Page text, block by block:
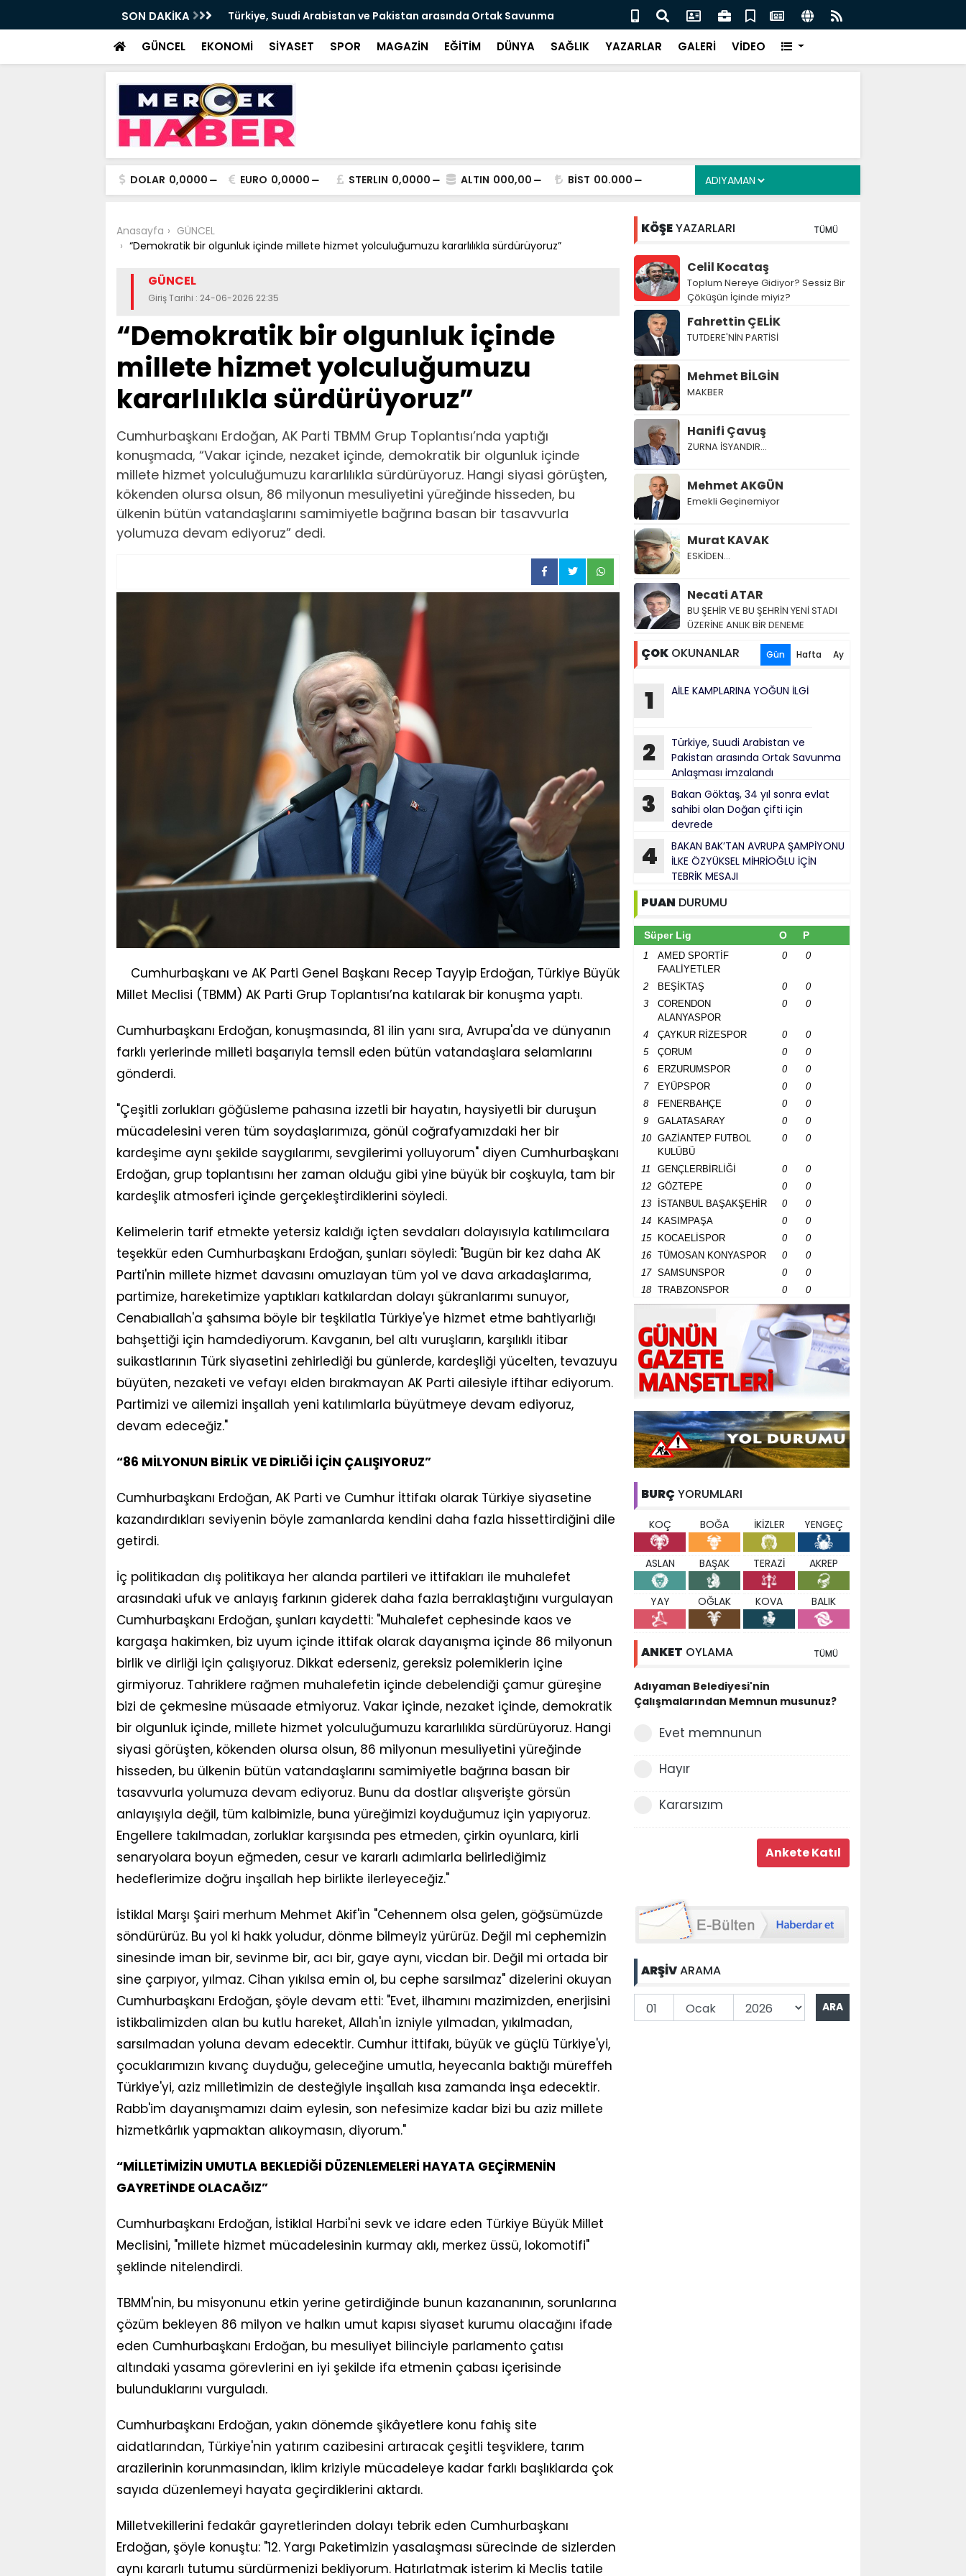
SON DAKİKA
Pakistan arasında Ortak Savunma
Bakan Göktaş, 34 yıl sonra evlat sahibi olan Doğan çifti için
devrede
DEAŞ'a 30 ilde eş zamanlı operasyon: 104 şüpheli gözaltında -
Videolu Haber
GÜNCEL EKONOMİ SİYASET SPOR MAGAZİN EĞİTİM DÜNYA SAĞLIK YAZARLAR GALERİ VİDEO
DOLAR 0,0000 EURO 0,0000 STERLIN 0,0000 ALTIN 000,00 BİST 00.000
Anasayfa
GÜNCEL
“Demokratik bir olgunluk içinde millete hizmet yolculuğumuzu kararlılıkla sürdürüyoruz”
GÜNCEL
Giriş Tarihi : 24-06-2026 22:35
“Demokratik bir olgunluk içinde
millete hizmet yolculuğumuzu
kararlılıkla sürdürüyoruz”
Cumhurbaşkanı Erdoğan, AK Parti TBMM Grup Toplantısı’nda yaptığı
konuşmada, “Vakar içinde, nezaket içinde, demokratik bir olgunluk içinde
millete hizmet yolculuğumuzu kararlılıkla sürdürüyoruz. Hangi siyasi görüşten,
kökenden olursa olsun, 86 milyonun mesuliyetini yüreğinde hisseden, bu
ülkenin bütün vatandaşlarını samimiyetle bağrına basan bir tasavvurla
yolumuza devam ediyoruz” dedi.
Cumhurbaşkanı ve AK Parti Genel Başkanı Recep Tayyip Erdoğan, Türkiye Büyük
Millet Meclisi (TBMM) AK Parti Grup Toplantısı’na katılarak bir konuşma yaptı.
Cumhurbaşkanı Erdoğan, konuşmasında, 81 ilin yanı sıra, Avrupa'da ve dünyanın
farklı yerlerinde milleti başarıyla temsil eden bütün vatandaşlara selamlarını
gönderdi.
"Çeşitli zorlukları göğüsleme pahasına izzetli bir hayatın, haysiyetli bir duruşun
mücadelesini veren tüm soydaşlarımıza, gönül coğrafyamızdaki her bir
kardeşime aynı şekilde saygılarımı, sevgilerimi yolluyorum" diyen Cumhurbaşkanı
Erdoğan, grup toplantısını her zaman olduğu gibi yine büyük bir coşkuyla, tam bir
kardeşlik atmosferi içinde gerçekleştirdiklerini söyledi.
Kelimelerin tarif etmekte yetersiz kaldığı içten sevdaları dolayısıyla katılımcılara
teşekkür eden Cumhurbaşkanı Erdoğan, şunları söyledi: "Bugün bir kez daha AK
Parti'nin millete hizmet davasını omuzlayan tüm yol ve dava arkadaşlarıma,
partimize, hareketimize yaptıkları katkılardan dolayı şükranlarımı sunuyor,
Cenabıallah'a şahsıma böyle bir teşkilatla Türkiye'ye hizmet etme bahtiyarlığı
bahşettiği için hamdediyorum. Kavganın, bel altı vuruşların, karşılıklı itibar
suikastlarının Türk siyasetini zehirlediği bu günlerde, kardeşliği yücelten, tevazuyu
büyüten, nezaketi ve vefayı elden bırakmayan AK Parti ailesiyle iftihar ediyorum.
Partimizi ve ailemizi inşallah yeni katılımlarla büyütmeye devam ediyoruz,
devam edeceğiz."
“86 MİLYONUN BİRLİK VE DİRLİĞİ İÇİN ÇALIŞIYORUZ”
Cumhurbaşkanı Erdoğan, AK Parti ve Cumhur İttifakı olarak Türkiye siyasetine
kazandırdıkları seviyenin böyle zamanlarda kendini daha fazla hissettirdiğini dile
getirdi.
İç politikadan dış politikaya her alanda partileri ve ittifakları ile muhalefet
arasındaki ufuk ve anlayış farkının giderek daha fazla berraklaştığını vurgulayan
Cumhurbaşkanı Erdoğan, şunları kaydetti: "Muhalefet cephesinde kaos ve
kargaşa hakimken, biz uyum içinde ittifak olarak dayanışma içinde 86 milyonun
birlik ve dirliği için çalışıyoruz. Dikkat ederseniz, gereksiz polemiklerin içine
girmiyoruz. Tahriklere rağmen muhalefetin içinde debelendiği çamur güreşine
bizi de çekmesine müsaade etmiyoruz. Vakar içinde, nezaket içinde, demokratik
bir olgunluk içinde, millete hizmet yolculuğumuzu kararlılıkla sürdürüyoruz. Hangi
siyasi görüşten, kökenden olursa olsun, 86 milyonun mesuliyetini yüreğinde
hisseden, bu ülkenin bütün vatandaşlarını samimiyetle bağrına basan bir
tasavvurla yolumuza devam ediyoruz. Bunu da dostlar alışverişte görsün
anlayışıyla değil, tüm kalbimizle, buna yüreğimizi koyduğumuz için yapıyoruz.
Engellere takılmadan, zorluklar karşısında pes etmeden, çirkin oyunlara, kirli
senaryolara boyun eğmeden, cesur ve kararlı adımlarla belirlediğimiz
hedeflerimize doğru inşallah hep birlikte ilerleyeceğiz."
İstiklal Marşı Şairi merhum Mehmet Akif'in "Cehennem olsa gelen, göğsümüzde
söndürürüz. Bu yol ki hakk yoludur, dönme bilmeyiz yürürüz. Değil mi cephemizin
sinesinde iman bir, sevinme bir, acı bir, gaye aynı, vicdan bir. Değil mi ortada bir
sine çarpıyor, yılmaz. Cihan yıkılsa emin ol, bu cephe sarsılmaz" dizelerini okuyan
Cumhurbaşkanı Erdoğan, şöyle devam etti: "Evet, ilhamını mazimizden, enerjisini
istikbalimizden alan bu kutlu hareket, Allah'ın izniyle yılmadan, yıkılmadan,
sarsılmadan yoluna devam edecektir. Cumhur İttifakı, büyük ve güçlü Türkiye'yi,
çocuklarımızın kıvanç duyduğu, geleceğine umutla, heyecanla baktığı müreffeh
Türkiye'yi, aziz milletimizin de desteğiyle inşallah kısa zamanda inşa edecektir.
Rabb'im dayanışmamızı daim eylesin, son nefesimize kadar bizi bu aziz millete
hizmetkârlık yapmaktan alıkoymasın, diyorum."
“MİLLETİMİZİN UMUTLA BEKLEDİĞİ DÜZENLEMELERİ HAYATA GEÇİRMENİN
GAYRETİNDE OLACAĞIZ”
Cumhurbaşkanı Erdoğan, İstiklal Harbi'ni sevk ve idare eden Türkiye Büyük Millet
Meclisini, "millete hizmet mücadelesinin kurmay aklı, merkez üssü, lokomotifi"
şeklinde nitelendirdi.
TBMM'nin, bu misyonunu etkin yerine getirdiğinde bunun kazananının, sorunlarına
çözüm bekleyen 86 milyon ve halkın umut kapısı siyaset kurumu olacağını ifade
eden Cumhurbaşkanı Erdoğan, bu mesuliyet bilinciyle parlamento çatısı
altındaki yasama görevlerini en iyi şekilde ifa etmenin çabası içerisinde
bulunduklarını vurguladı.
Cumhurbaşkanı Erdoğan, yakın dönemde şikâyetlere konu fahiş site
aidatlarından, Türkiye'nin yatırım cazibesini artıracak çeşitli teşviklere, tarım
arazilerinin korunmasından, iklim kriziyle mücadeleye kadar farklı başlıklarda çok
sayıda düzenlemeyi hayata geçirdiklerini aktardı.
Milletvekillerini fedakâr gayretlerinden dolayı tebrik eden Cumhurbaşkanı
Erdoğan, şöyle konuştu: "12. Yargı Paketimizin yasalaşması sürecinde de sizlerden
aynı kararlı tutumu sürdürmenizi bekliyorum. Hatırlatmak isterim ki Meclis tatile
KÖŞEYAZARLARI TÜMÜ
Celil Kocataş
Toplum Nereye Gidiyor? Sessiz Bir
Çöküşün İçinde miyiz?
Fahrettin ÇELİK
TUTDERE'NİN PARTİSİ
Mehmet BİLGİN
MAKBER
Hanifi Çavuş
ZURNA İSYANDIR...
Mehmet AKGÜN
Emekli Geçinemiyor
Murat KAVAK
ESKİDEN...
Necati ATAR
BU ŞEHİR VE BU ŞEHRİN YENİ STADI
ÜZERİNE ANLIK BİR DENEME
ÇOK OKUNANLAR Gün Hafta Ay
1 AİLE KAMPLARINA YOĞUN İLGİ
2
Türkiye, Suudi Arabistan ve
Pakistan arasında Ortak Savunma
Anlaşması imzalandı
3
Bakan Göktaş, 34 yıl sonra evlat
sahibi olan Doğan çifti için
devrede
4
BAKAN BAK’TAN AVRUPA ŞAMPİYONU
İLKE ÖZYÜKSEL MİHRİOĞLU İÇİN
TEBRİK MESAJI
PUAN DURUMU
Süper Lig O P
1
AMED SPORTİF
FAALİYETLER
0 0
2 BEŞİKTAŞ 0
0
3
CORENDON
ALANYASPOR
0 0
4 ÇAYKUR RİZESPOR 0
0
5
ÇORUM 0
0
6
ERZURUMSPOR 0
0
7
EYÜPSPOR 0
0
8
FENERBAHÇE 0
0
9
GALATASARAY 0
0
10
GAZİANTEP FUTBOL
KULÜBÜ
0 0
11 GENÇLERBİRLİĞİ 0
0
12
GÖZTEPE 0
0
13
İSTANBUL BAŞAKŞEHİR 0
0
14
KASIMPAŞA 0
0
15
KOCAELİSPOR 0
0
16
TÜMOSAN KONYASPOR 0
0
17
SAMSUNSPOR 0
0
18
TRABZONSPOR 0 0
BURÇ YORUMLARI
KOÇ BOĞA İKİZLER YENGEÇ
ASLAN BAŞAK TERAZİ AKREP
YAY OĞLAK KOVA BALIK
ANKET OYLAMA TÜMÜ
Adıyaman Belediyesi'nin
Çalışmalarından Memnun musunuz?
Evet memnunun
Hayır
Kararsızım
ARŞİVARAMA